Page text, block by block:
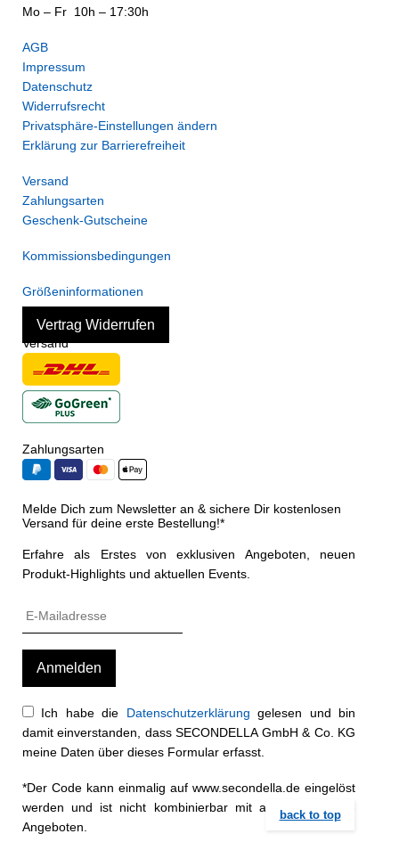
back to top
Mo – Fr 10h – 17:30h
AGB
Impressum
Datenschutz
Widerrufsrecht
Privatsphäre-Einstellungen ändern
Erklärung zur Barrierefreiheit
Versand
Zahlungsarten
Geschenk-Gutscheine
Kommissionsbedingungen
Größeninformationen
Vertrag Widerrufen
Versand
Zahlungsarten
Melde Dich zum Newsletter an & sichere Dir kostenlosen
Versand für deine erste Bestellung!*
Erfahre als Erstes von exklusiven Angeboten, neuen
Produkt-Highlights und aktuellen Events.
Ich habe die Datenschutzerklärung gelesen und bin
damit einverstanden, dass SECONDELLA GmbH & Co. KG
meine Daten über dieses Formular erfasst.
*Der Code kann einmalig auf www.secondella.de eingelöst
werden und ist nicht kombinierbar mit anderen Rabatt-
Angeboten.